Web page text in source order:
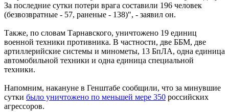
За последние сутки потери врага составили 196 человек
(безвозвратные - 57, раненые - 138)", - заявил он.
Также, по словам Тарнавского, уничтожено 19 единиц
военной техники противника. В частности, две ББМ, две
артиллерийские системы и минометы, 13 БпЛА, одна единица
автомобильной техники и одна единица специальной
техники.
Напомним, накануне в Генштабе сообщили, что за минувшие
сутки было уничтожено по меньшей мере 350 российских
агрессоров.